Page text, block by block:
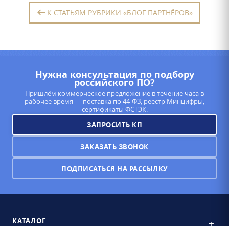
К СТАТЬЯМ РУБРИКИ «БЛОГ ПАРТНЁРОВ»
Нужна консультация по подбору
российского ПО?
Пришлём коммерческое предложение в течение часа в
рабочее время — поставка по 44-ФЗ, реестр Минцифры,
сертификаты ФСТЭК.
ЗАПРОСИТЬ КП
ЗАКАЗАТЬ ЗВОНОК
ПОДПИСАТЬСЯ НА РАССЫЛКУ
КАТАЛОГ